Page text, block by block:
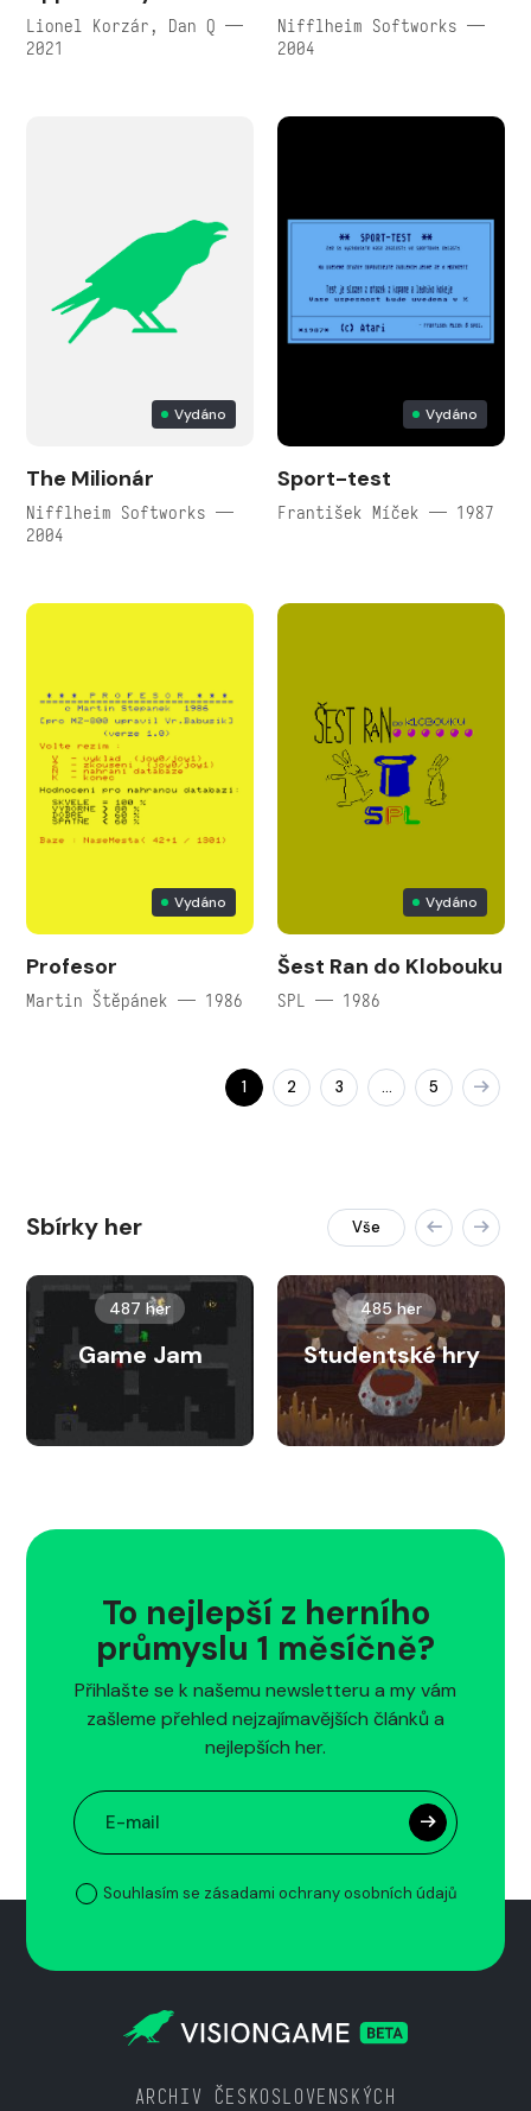
Lionel Korzár, Dan Q —
2021
Nifflheim Softworks —
2004
Vydáno
The Milionár
Nifflheim Softworks —
2004
Vydáno
Sport-test
František Míček — 1987
Vydáno
Profesor
Martin Štěpánek — 1986
Vydáno
Šest Ran do Klobouku
SPL — 1986
1 2 3 … 5
Sbírky her Vše
487 her
Game Jam
485 her
Studentské hry
To nejlepší z herního
průmyslu 1 měsíčně?
Přihlašte se k našemu newsletteru a my vám
zašleme přehled nejzajímavějších článků a
nejlepších her.
Souhlasím se zásadami ochrany osobních údajů
ARCHIV ČESKOSLOVENSKÝCH